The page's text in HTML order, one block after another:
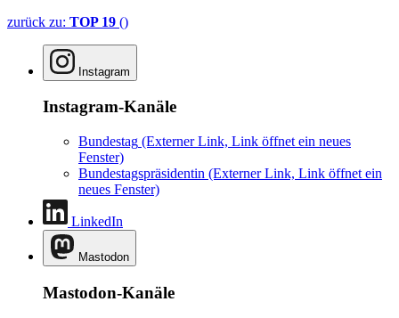
zurück zu: TOP 19 ()
Instagram
Instagram-Kanäle
Bundestag (Externer Link, Link öffnet ein neues
Fenster)
Bundestagspräsidentin (Externer Link, Link öffnet ein
neues Fenster)
LinkedIn
Mastodon
Mastodon-Kanäle